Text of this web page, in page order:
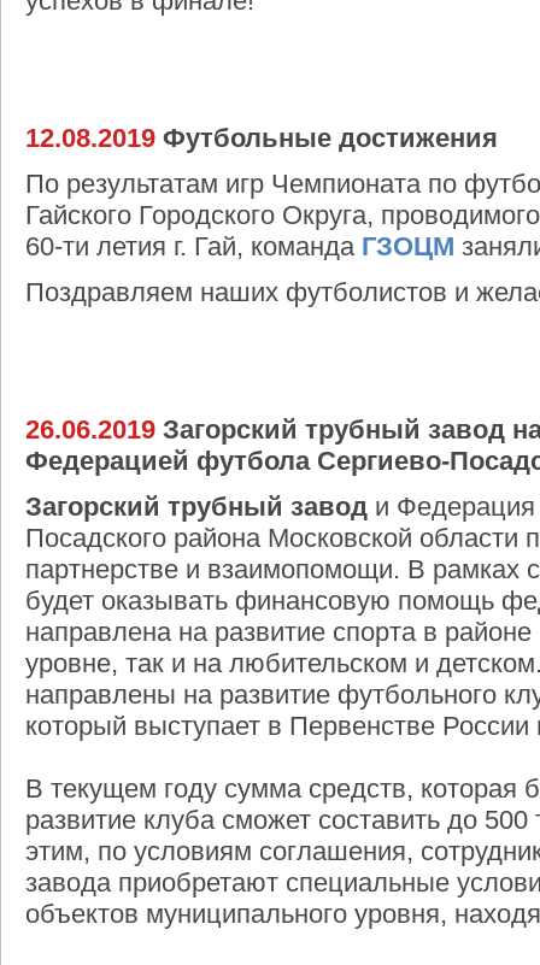
12.08.2019 Футбольные достижения
По результатам игр Чемпионата по
Гайского Городского Округа,
60-ти летия г. Гай, команда ГЗОЦМ
Поздравляем наших футболистов и
26.06.2019 Загорский трубный завод
Федерацией футбола Сергиево-
Загорский трубный завод и
Посадского района Московской области
партнерстве и взаимопомощи. В рамках
будет оказывать финансовую помощь
направлена на развитие спорта в
уровне, так и на любительском и
направлены на развитие футбольного
который выступает в Первенстве
В текущем году сумма средств, которая
развитие клуба сможет составить до
этим, по условиям соглашения,
завода приобретают специальные
объектов муниципального уровня,